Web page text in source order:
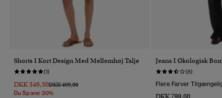
Shorts I Kort Design Med Mellemhøj Talje
(1)
DKK 349,30Pris Nedsat Fra
DKK 499,00Til
Du Sparer 30%
Jeans I Økologisk
(8)
Flere Farver
DKK 799,00